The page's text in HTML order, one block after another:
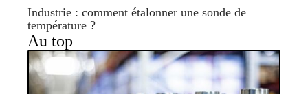
Industrie : comment étalonner une sonde de
température ?
Au top